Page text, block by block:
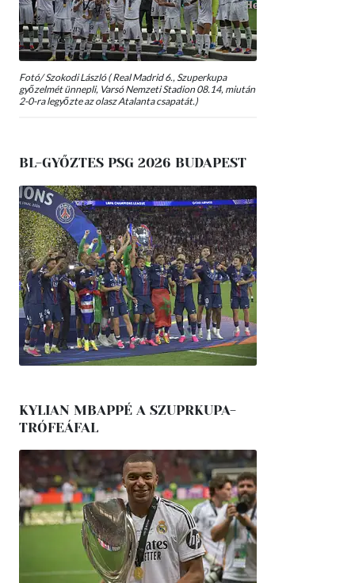
Fotó/ Szokodi László ( Real Madrid 6., Szuperkupa
győzelmét ünnepli, Varsó Nemzeti Stadion 08.14, miután
2-0-ra legyőzte az olasz Atalanta csapatát.)
BL-GYŐZTES PSG 2026 BUDAPEST
KYLIAN MBAPPÉ A SZUPRKUPA-
TRÓFEÁFAL